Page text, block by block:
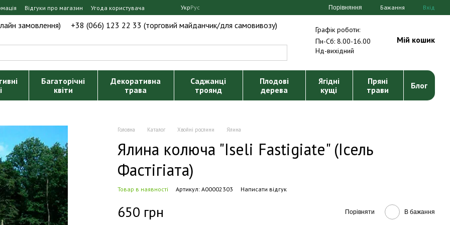
Відгуки про магазин Угода користувача УкрРус Порівняння Бажання Вхід
замовлення) +38 (066) 123 22 33 (торговий майданчик/для самовивозу)
Графік роботи:
Пн-Сб: 8.00-16.00
Нд-вихідний
Мій кошик
Багаторічні
квіти
Декоративна
трава
Саджанці
троянд
Плодові
дерева
Ягідні
кущі
Пряні
трави
Блог
Головна Каталог Хвойні рослини Ялина
Ялина колюча "Iseli Fastigiate" (Ісель
Фастігіата)
Товар в наявності Артикул: А00002303 Написати відгук
650 грн Порівняти В бажання